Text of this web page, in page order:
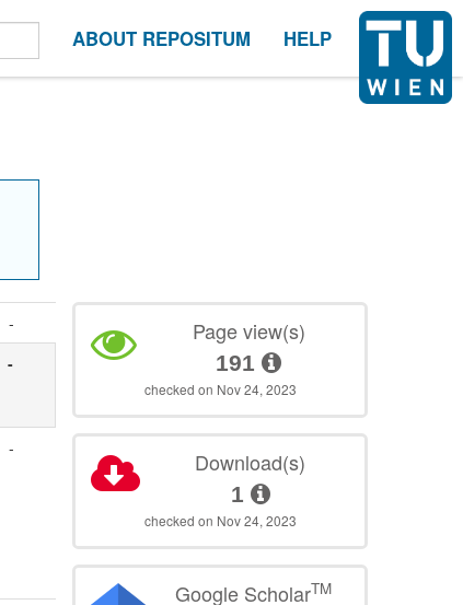
ABOUT REPOSITUM HELP
-
-
-
Page view(s)
191
checked on Nov 24, 2023
Download(s)
1
checked on Nov 24, 2023
Google ScholarTM